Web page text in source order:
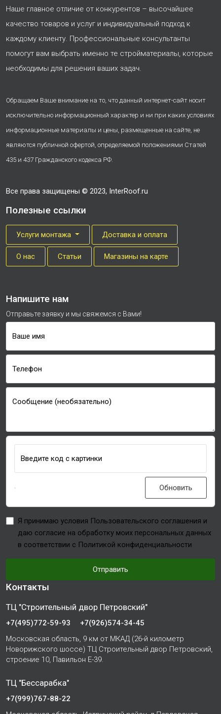
Наше главное отличие от конкурентов – высочайшее
качество товаров и услуг и индивидуальный подход к
каждому клиенту. Профессиональные консультанты
помогут вам выбрать именно те стройматериалы, которые
необходимы для решения ваших задач.
Обращаем Ваше внимание на то, что данный интернет-сайт носит
исключительно информационный характер и ни при каких условиях
информационные материалы и цены, размещенные на сайте, не
являются публичной офертой, определяемой положениями Статей
435 и 437 Гражданского кодекса РФ.
Все права защищены © 2023, InterRoof.ru
Полезные ссылки
Услуги монтажа Доставка и оплата
О нас Cтатьи Магазины на карте
Напишите нам
Отправьте заявку и мы свяжемся с Вами!
Ваше имя
Телефон
Сообщение (необязательно)
Введите код с картинки
Обновить
Я принимаю условия Пользовательского соглашения и
даю согласие на обработку моих персональных данных
в соответствии с Политикой конфиденциальности
Отправить
Контакты
ТЦ "Строительный двор Петровский"
+7(495)772-59-93
+7(926)574-34-45
Московская область, 9 км от МКАД (26-й километр
Новорижского шоссе) ТЦ Строительный двор Петровский,
строение 10, Павильон Е-39.
ТЦ "Бессарабка"
+7(999)767-88-22